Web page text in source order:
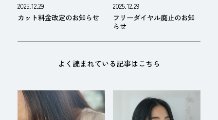
2025.12.29
カット料金改定のお知らせ
2025.12.29
フリーダイヤル廃止のお知
らせ
よく読まれている記事はこちら